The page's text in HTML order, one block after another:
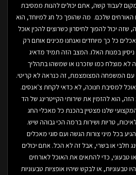
לעבוד קשה, אתם יכולים להנות ממסיבת
שלכם. מה שהופך כל חג למיוחד, הוא
שזה יכול להפוך לחיסרון כשרוצים להכין אוכל
כל כך מיוחדים ואנחנו מכינים אותם רק
במנות האלו. המצב הזה תמיד מדאיג
לא מוצלח כמו שזכרנו או שמשהו בתהליך
עם המשפחה המצומצמת, זה כנראה לא קריטי.
אוכל למסיבת חנוכה, לא כדאי לקחת צ'אנסים.
הוא להזמין את שירותי הקייטרינג של הד
שלנו מצטיין בהכנת כל מאכלי החג
טריות ושירות ברמה הכי גבוהה שיש.
בכל מיני צורות הגשה ועם סוגי מאכלים
חלבי או בשרי, אבל זה לא הכל. אתם יכולים
או טבעוני, כדי להתאים את האוכל לאורחים
טבעוניות, או לבקש שיהיו אופציות טבעוניות